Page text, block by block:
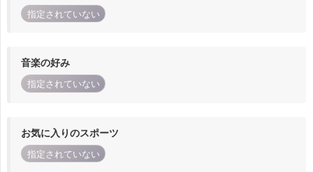
指定されていない
音楽の好み
指定されていない
お気に入りのスポーツ
指定されていない